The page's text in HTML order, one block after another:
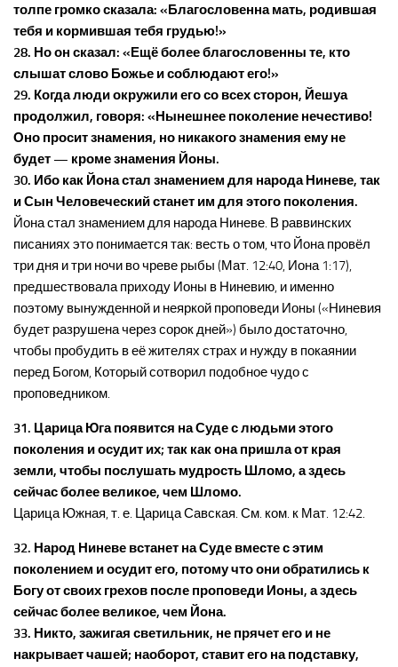
толпе громко сказала: «Благословенна мать, родившая
тебя и кормившая тебя грудью!»
28. Но он сказал: «Ещё более благословенны те, кто
слышат слово Божье и соблюдают его!»
29. Когда люди окружили его со всех сторон, Йешуа
продолжил, говоря: «Нынешнее поколение нечестиво!
Оно просит знамения, но никакого знамения ему не
будет — кроме знамения Йоны.
30. Ибо как Йона стал знамением для народа Ниневе, так
и Сын Человеческий станет им для этого поколения.
Йона стал знамением для народа Ниневе. В раввинских
писаниях это понимается так: весть о том, что Йона провёл
три дня и три ночи во чреве рыбы (Мат. 12:40, Иона 1:17),
предшествовала приходу Ионы в Ниневию, и именно
поэтому вынужденной и неяркой проповеди Ионы («Ниневия
будет разрушена через сорок дней») было достаточно,
чтобы пробудить в её жителях страх и нужду в покаянии
перед Богом, Который сотворил подобное чудо с
проповедником.
31. Царица Юга появится на Суде с людьми этого
поколения и осудит их; так как она пришла от края
земли, чтобы послушать мудрость Шломо, а здесь
сейчас более великое, чем Шломо.
Царица Южная, т. е. Царица Савская. См. ком. к Мат. 12:42.
32. Народ Ниневе встанет на Суде вместе с этим
поколением и осудит его, потому что они обратились к
Богу от своих грехов после проповеди Ионы, а здесь
сейчас более великое, чем Йона.
33. Никто, зажигая светильник, не прячет его и не
накрывает чашей; наоборот, ставит его на подставку,